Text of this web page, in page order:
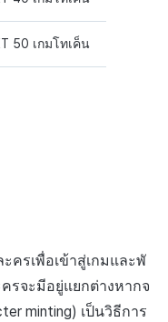
50 เกมโทเค็น
ครเพื่อเข้าสู่เกมและพั
จะมีอยู่แยกต่างหากจ
minting) เป็นวิธีการ